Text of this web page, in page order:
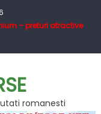
– preturi atractive
romanesti